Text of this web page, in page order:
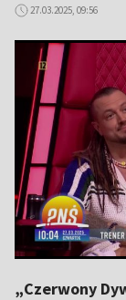
27.03.2025, 09:56
„Czerwony